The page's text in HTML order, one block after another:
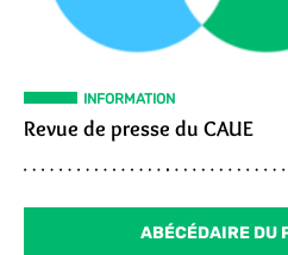
INFORMATION
Revue de presse du CAUE
ABÉCÉDAIRE DU